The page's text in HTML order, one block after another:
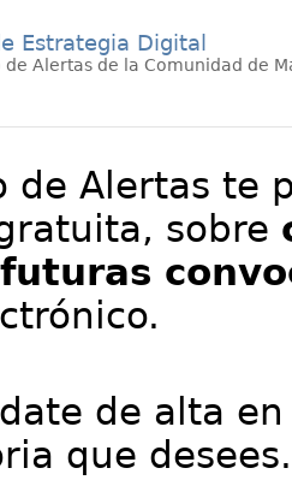
Estrategia Digital
de Alertas de la Comunidad de
de Alertas te
sobre
futuras
de alta
que desees.